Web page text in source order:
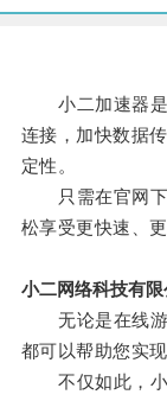
小二加速器是
连接，加快数据
定性。
只需在官网下
松享受更快速、
小二网络科技有限
无论是在线游
都可以帮助您实
不仅如此，小